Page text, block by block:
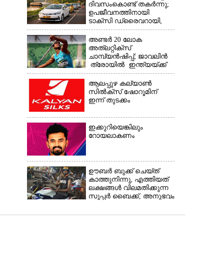
ദിവസംകൊണ്ട് തകർന്നു;
ഉപജീവനത്തിനായി
ടാക്‌സി ഡ്രൈവറായി,​
അനുഭവം പങ്കുവച്ച് യുവതി
അണ്ടർ 20 ലോക
അത്‌ലറ്റിക്സ്
ചാമ്പ്യൻഷിപ്പ്; ജാവലിൻ
ത്രോയിൽ ഇന്ത്യയ്ക്ക്
വെള്ളി
ആലപ്പുഴ കല്യാൺ
സിൽക്‌സ് ഷോറൂമിന്
ഇന്ന് തുടക്കം
ഇക്കുറിയെങ്കിലും
റോയലാകണം
ഊബർ ബുക്ക് ചെയ്‌ത്
കാത്തുനിന്നു,​ എത്തിയത്
ലക്ഷങ്ങൾ വിലമതിക്കുന്ന
സൂപ്പർ ബൈക്ക്,​ അനുഭവം